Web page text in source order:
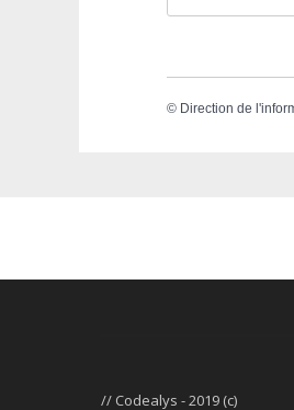
© Direction de
// Codealys - 2019 (c)